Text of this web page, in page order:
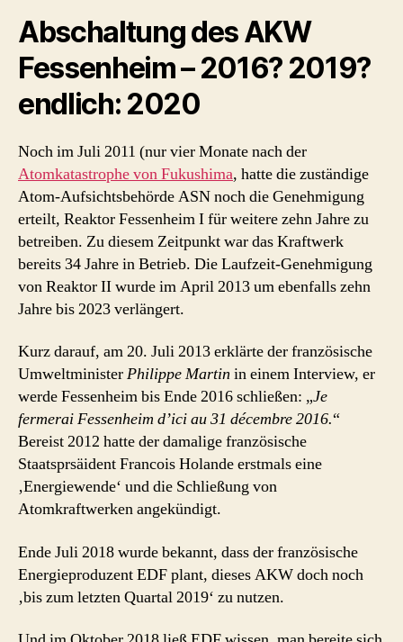
Abschaltung des AKW
Fessenheim – 2016? 2019?
endlich: 2020
Noch im Juli 2011 (nur vier Monate nach der
Atomkatastrophe von Fukushima, hatte die zuständige
Atom-Aufsichtsbehörde ASN noch die Genehmigung
erteilt, Reaktor Fessenheim I für weitere zehn Jahre zu
betreiben. Zu diesem Zeitpunkt war das Kraftwerk
bereits 34 Jahre in Betrieb. Die Laufzeit-Genehmigung
von Reaktor II wurde im April 2013 um ebenfalls zehn
Jahre bis 2023 verlängert.
Kurz darauf, am 20. Juli 2013 erklärte der französische
UmweltministerPhilippe Martin in einem Interview, er
werde Fessenheim bis Ende 2016 schließen: „Je
fermerai Fessenheim d’ici au 31 décembre 2016.“
Bereist 2012 hatte der damalige französische
Staatsprsäident Francois Holande erstmals eine
‚Energiewende‘ und die Schließung von
Atomkraftwerken angekündigt.
Ende Juli 2018 wurde bekannt, dass der französische
Energieproduzent EDF plant, dieses AKW doch noch
‚bis zum letzten Quartal 2019‘ zu nutzen.